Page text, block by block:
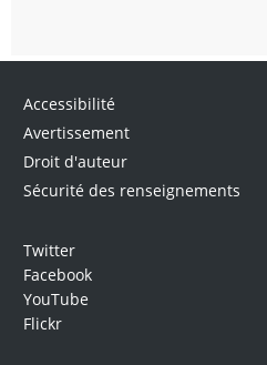
Accessibilité
Avertissement
Droit d'auteur
Sécurité des renseignements
Twitter
Facebook
YouTube
Flickr